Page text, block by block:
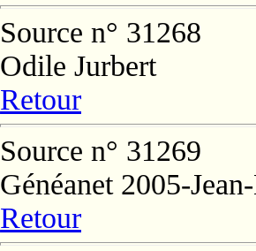
Source n° 31268
Odile Jurbert
Retour
Source n° 31269
Généanet 2005-
Retour